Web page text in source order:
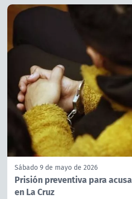
Sábado 9 de mayo de 2026
Prisión preventiva para
en La Cruz